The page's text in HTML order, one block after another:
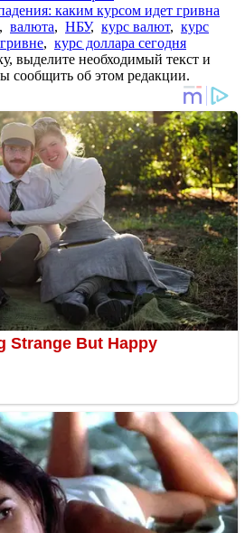
каким курсом идет гривна
, валюта, НБУ, курс валют, курс
, курс доллара сегодня
выделите необходимый текст и
сообщить об этом редакции.